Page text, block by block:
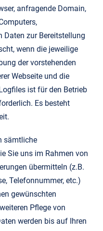
anfragende Domain,
Daten zur Bereitstellung
wenn die jeweilige
der vorstehenden
Webseite und die
ist für den Betrieb
Es besteht
sämtliche
Sie uns im Rahmen von
übermitteln (z.B.
Telefonnummer, etc.)
gewünschten
Pflege von
werden bis auf Ihren